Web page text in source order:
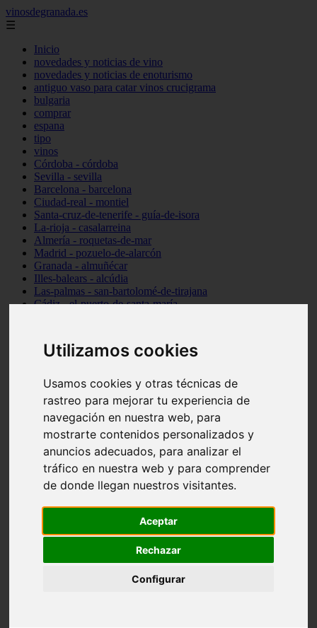
Utilizamos cookies
Usamos cookies y otras técnicas de
rastreo para mejorar tu experiencia de
navegación en nuestra web, para
mostrarte contenidos personalizados y
anuncios adecuados, para analizar el
tráfico en nuestra web y para comprender
de donde llegan nuestros visitantes.
Aceptar
Rechazar
Configurar
vinosdegranada.es
☰
Inicio
novedades y noticias de vino
novedades y noticias de enoturismo
antiguo vaso para catar vinos crucigrama
bulgaria
comprar
espana
tipo
vinos
Córdoba - córdoba
Sevilla - sevilla
Barcelona - barcelona
Ciudad-real - montiel
Santa-cruz-de-tenerife - guía-de-isora
La-rioja - casalarreina
Almería - roquetas-de-mar
Madrid - pozuelo-de-alarcón
Granada - almuñécar
Illes-balears - alcúdia
Las-palmas - san-bartolomé-de-tirajana
Cádiz - el-puerto-de-santa-maría
Santa-cruz-de-tenerife - los-llanos-de-aridane
Cantabria - suances
Granada - monachil
Huesca - isábena
Huesca - alquézar
Huesca - castejón-de-sos
Sevilla - marinaleda
Córdoba - almedinilla
Navarra - zangoza
Cantabria - arenas-de-iguña
Barcelona - la-pobla-de-lillet
Las-palmas - yaiza
Valladolid - fuensaldaña